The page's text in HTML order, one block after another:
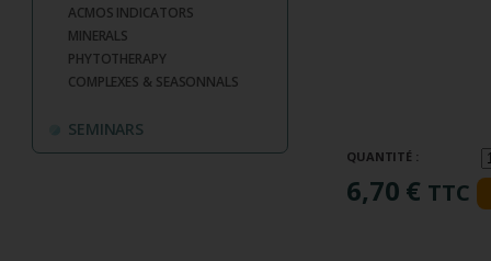
ACMOS INDICATORS
MINERALS
PHYTOTHERAPY
COMPLEXES & SEASONNALS
SEMINARS
QUANTITÉ :
6,70 € TTC